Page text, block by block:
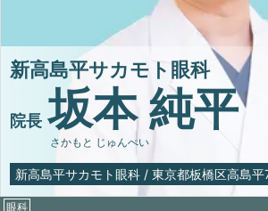
新高島平サカモト眼科
院長 坂本 純平
さかもと じゅんぺい
新高島平サカモト眼科 / 東京都板橋区高島
眼科